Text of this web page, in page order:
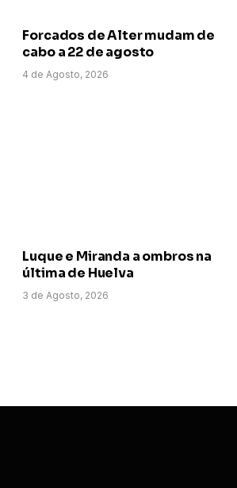
Forcados de Alter mudam de
cabo a 22 de agosto
4 de Agosto, 2026
Luque e Miranda a ombros na
última de Huelva
3 de Agosto, 2026